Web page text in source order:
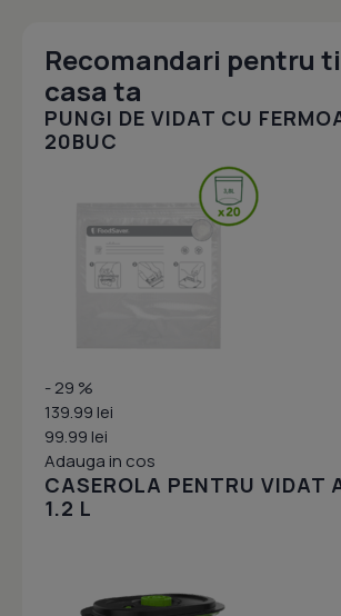
Recomandari pentru
casa ta
PUNGI DE VIDAT CU
20BUC
- 29 %
139.99 lei
99.99 lei
Adauga in cos
CASEROLA PENTRU VIDAT
1.2 L